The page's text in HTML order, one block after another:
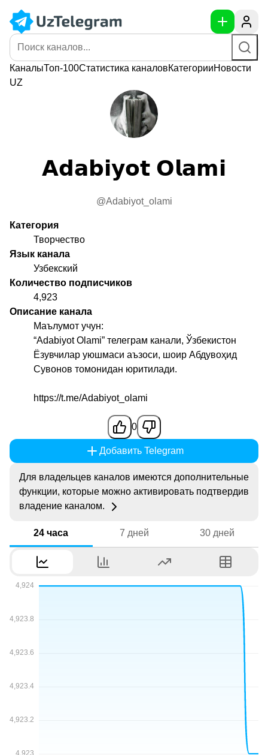
КаналыТоп-100Статистика каналовКатегорииНовости
UZ
𝗔𝗱𝗮𝗯𝗶𝘆𝗼𝘁 𝗢𝗹𝗮𝗺𝗶
@Adabiyot_olami
Категория
Творчество
Язык канала
Узбекский
Количество подписчиков
4,923
Описание канала
Маълумот учун:
“Adabiyot Olami” телеграм канали, Ўзбекистон
Ёзувчилар уюшмаси аъзоси, шоир Абдувоҳид
Сувонов томонидан юритилади.
https://t.me/Adabiyot_olami
0
Добавить Telegram
Для владельцев каналов имеются дополнительные
функции, которые можно активировать подтвердив
владение каналом.
24 часа 7 дней 30 дней